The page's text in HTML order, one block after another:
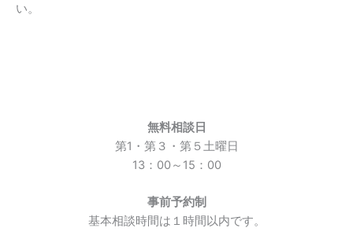
い。
無料相談日
第1・第３・第５土曜日
13：00～15：00
事前予約制
基本相談時間は１時間以内です。